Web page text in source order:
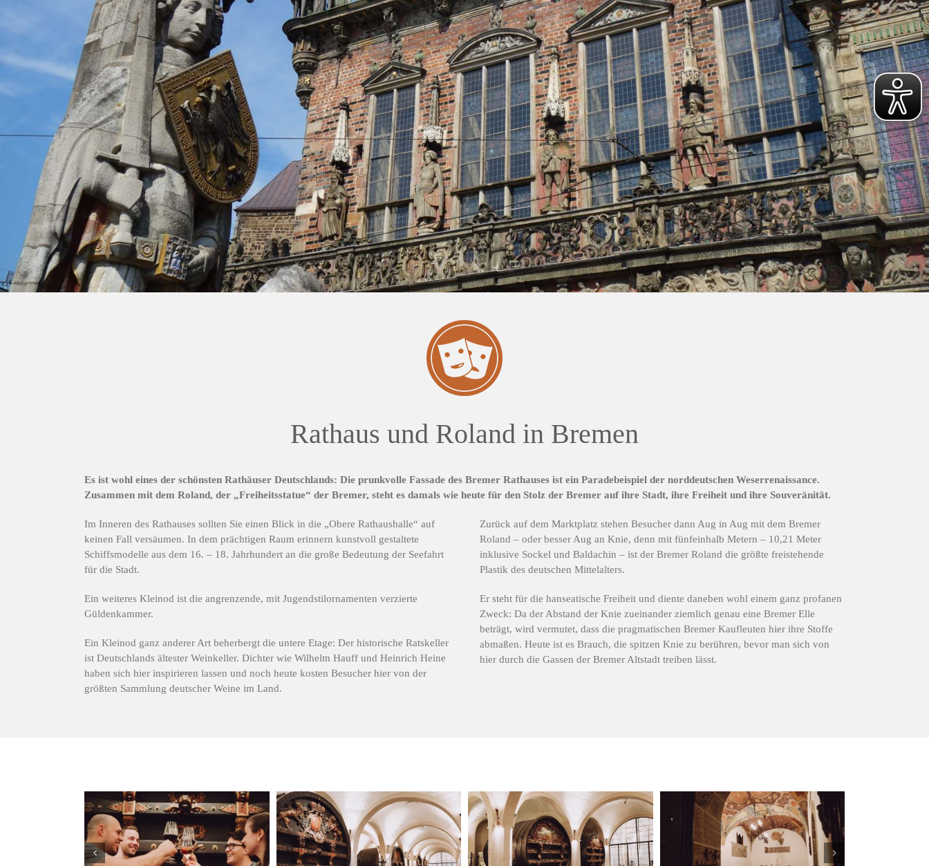
Wittenberg
Klassisches Weimar
Museumsinsel Berlin
Le Corbusiers Werk in Stuttgart
Höhlen und Eizeitkunst der
Schwäbischen Alb
Markgräfliches Opernhaus Bayreuth
Darmstädter Künstlerkolonie
Mathildenhöhe
Speicherstadt und Kontorhausviertel
mit Chilehaus, Hamburg
Das Jüdisch-Mittelalterliche Erbe in
Erfurt
Bauhaus und seine Stätten in Weimar,
Dessau und Bernau
Archäologischer Grenzkomplex
Haithabu und Danewerk
Bedeutende Kurstädte Europas
SchUM-Stätten in Speyer, Worms und
Mainz
Rathaus und Roland in Bremen
Es ist wohl eines der schönsten Rathäuser Deutschlands: Die prunkvolle Fassade des Bremer Rathauses ist ein Paradebeispiel der norddeutschen Weserrenaissance.
Zusammen mit dem Roland, der „Freiheitsstatue“ der Bremer, steht es damals wie heute für den Stolz der Bremer auf ihre Stadt, ihre Freiheit und ihre Souveränität.
Im Inneren des Rathauses sollten Sie einen Blick in die „Obere Rathaushalle“ auf
keinen Fall versäumen. In dem prächtigen Raum erinnern kunstvoll gestaltete
Schiffsmodelle aus dem 16. – 18. Jahrhundert an die große Bedeutung der Seefahrt
für die Stadt.
Ein weiteres Kleinod ist die angrenzende, mit Jugendstilornamenten verzierte
Güldenkammer.
Ein Kleinod ganz anderer Art beherbergt die untere Etage: Der historische Ratskeller
ist Deutschlands ältester Weinkeller. Dichter wie Wilhelm Hauff und Heinrich Heine
haben sich hier inspirieren lassen und noch heute kosten Besucher hier von der
größten Sammlung deutscher Weine im Land.
Zurück auf dem Marktplatz stehen Besucher dann Aug in Aug mit dem Bremer
Roland – oder besser Aug an Knie, denn mit fünfeinhalb Metern – 10,21 Meter
inklusive Sockel und Baldachin – ist der Bremer Roland die größte freistehende
Plastik des deutschen Mittelalters.
Er steht für die hanseatische Freiheit und diente daneben wohl einem ganz profanen
Zweck: Da der Abstand der Knie zueinander ziemlich genau eine Bremer Elle
beträgt, wird vermutet, dass die pragmatischen Bremer Kaufleuten hier ihre Stoffe
abmaßen. Heute ist es Brauch, die spitzen Knie zu berühren, bevor man sich von
hier durch die Gassen der Bremer Altstadt treiben lässt.